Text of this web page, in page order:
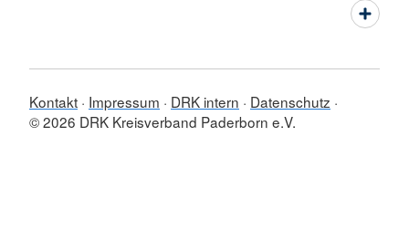
Kontakt Impressum DRK intern
Datenschutz
© 2026 DRK Kreisverband Paderborn e.V.